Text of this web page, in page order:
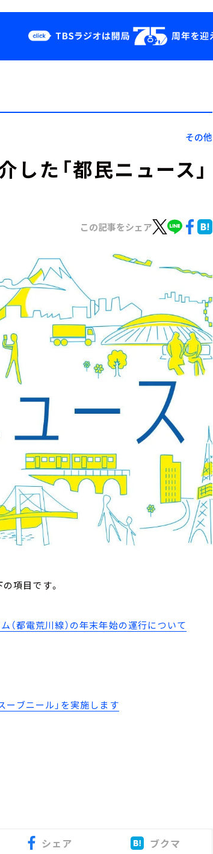
YouTube
その他
した「都民ニュース」
この記事をシェア
項目です。
（都電荒川線）の年末年始の運行について
ブニール」を実施します
シェア ブクマ